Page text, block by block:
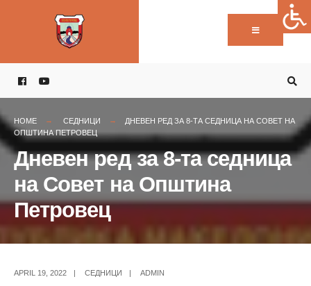
HOME СЕДНИЦИ
ДНЕВЕН РЕД ЗА 8-ТА СЕДНИЦА НА СОВЕТ НА
ОПШТИНА ПЕТРОВЕЦ
Дневен ред за 8-та седница
на Совет на Општина
Петровец
APRIL 19, 2022 СЕДНИЦИ ADMIN